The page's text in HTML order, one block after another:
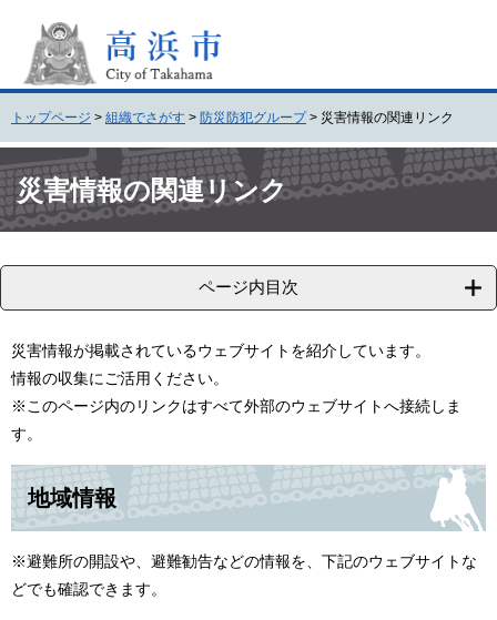
頭
で
す
。
飛
ば
し
て
本
へ
トップページ > 組織でさがす > 防災防犯グループ > 災害情報の関連リンク
文 災害情報の関連リンク
ページ内目次
災害情報が掲載されているウェブサイトを紹介しています。
情報の収集にご活用ください。
※このページ内のリンクはすべて外部のウェブサイトへ接続しま
す。
地域情報
※避難所の開設や、避難勧告などの情報を、下記のウェブサイトな
どでも確認できます。